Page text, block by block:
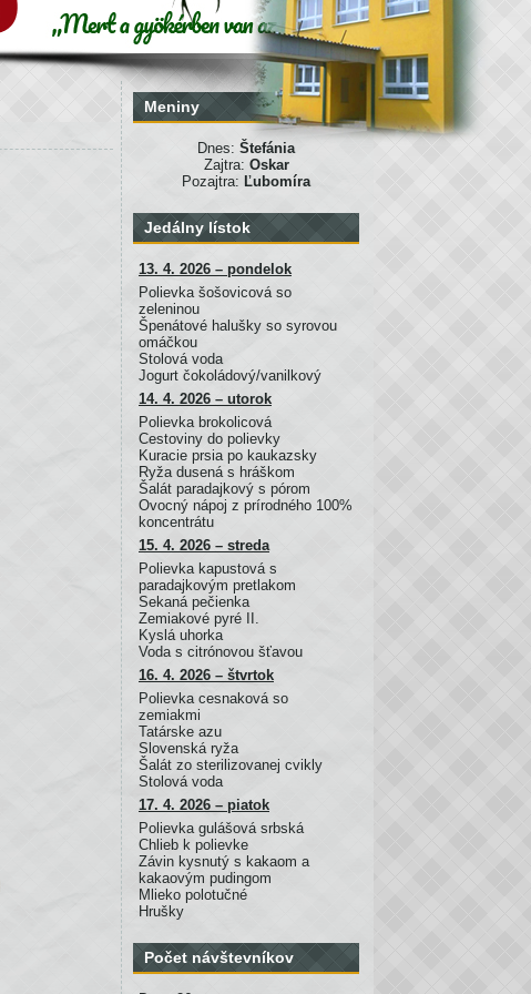
Meniny
Dnes: Štefánia
Zajtra: Oskar
Pozajtra: Ľubomíra
Jedálny lístok
13. 4. 2026 – pondelok
Polievka šošovicová so
zeleninou
Špenátové halušky so syrovou
omáčkou
Stolová voda
Jogurt čokoládový/vanilkový
14. 4. 2026 – utorok
Polievka brokolicová
Cestoviny do polievky
Kuracie prsia po kaukazsky
Ryža dusená s hráškom
Šalát paradajkový s pórom
Ovocný nápoj z prírodného 100%
koncentrátu
15. 4. 2026 – streda
Polievka kapustová s
paradajkovým pretlakom
Sekaná pečienka
Zemiakové pyré II.
Kyslá uhorka
Voda s citrónovou šťavou
16. 4. 2026 – štvrtok
Polievka cesnaková so
zemiakmi
Tatárske azu
Slovenská ryža
Šalát zo sterilizovanej cvikly
Stolová voda
17. 4. 2026 – piatok
Polievka gulášová srbská
Chlieb k polievke
Závin kysnutý s kakaom a
kakaovým pudingom
Mlieko polotučné
Hrušky
Počet návštevníkov